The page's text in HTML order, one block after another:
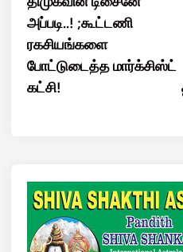
navigation
அப்படி..! ;கூட்டணி
ரகசியங்களை
போட்டுடைத்த மார்க்சிஸ்ட்
கட்சி!